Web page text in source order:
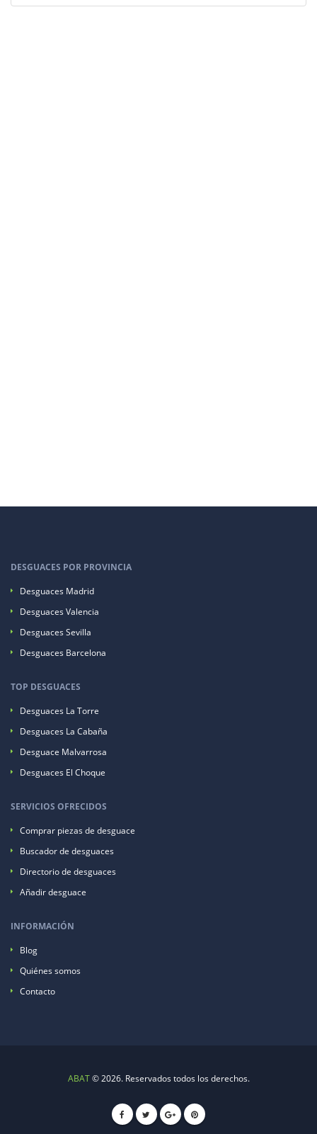
DESGUACES POR PROVINCIA
Desguaces Madrid
Desguaces Valencia
Desguaces Sevilla
Desguaces Barcelona
TOP DESGUACES
Desguaces La Torre
Desguaces La Cabaña
Desguace Malvarrosa
Desguaces El Choque
SERVICIOS OFRECIDOS
Comprar piezas de desguace
Buscador de desguaces
Directorio de desguaces
Añadir desguace
INFORMACIÓN
Blog
Quiénes somos
Contacto
ABAT© 2026. Reservados todos los derechos.